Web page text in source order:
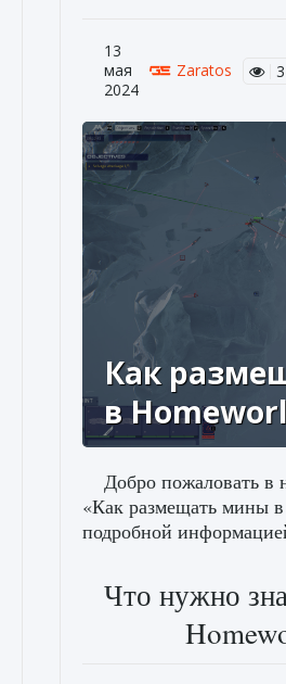
13
мая
2024
Zaratos
Как
в
Добро пожаловать в
«Как размещать мины
подробной
Что нужно